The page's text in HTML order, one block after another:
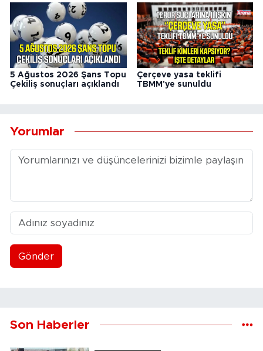
5 Ağustos 2026 Şans Topu
Çekiliş sonuçları açıklandı
Çerçeve yasa teklifi
TBMM'ye sunuldu
Yorumlar
Gönder
Son Haberler